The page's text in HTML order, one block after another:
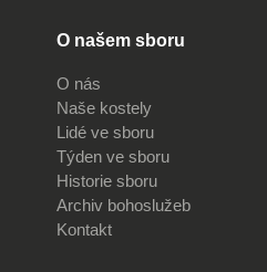
O našem sboru
O nás
Naše kostely
Lidé ve sboru
Týden ve sboru
Historie sboru
Archiv bohoslužeb
Kontakt